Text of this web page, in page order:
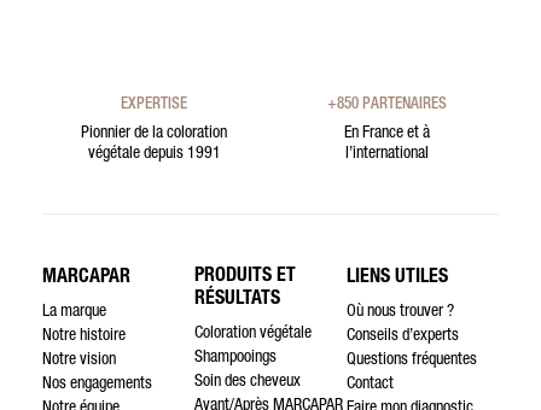
EXPERTISE
Pionnier de la coloration
végétale depuis 1991
+850 PARTENAIRES
En France et à
l’international
MARCAPAR
La marque
Notre histoire
Notre vision
Nos engagements
PRODUITS ET
RÉSULTATS
Coloration végétale
Shampooings
Soin des cheveux
Avant/Après MARCAPAR
LIENS UTILES
Où nous trouver ?
Conseils d’experts
Questions fréquentes
Contact